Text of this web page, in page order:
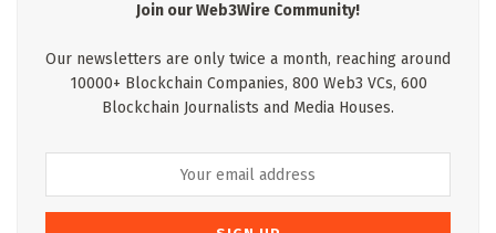
Join our Web3Wire Community!
Our newsletters are only twice a month, reaching around
10000+ Blockchain Companies, 800 Web3 VCs, 600
Blockchain Journalists and Media Houses.